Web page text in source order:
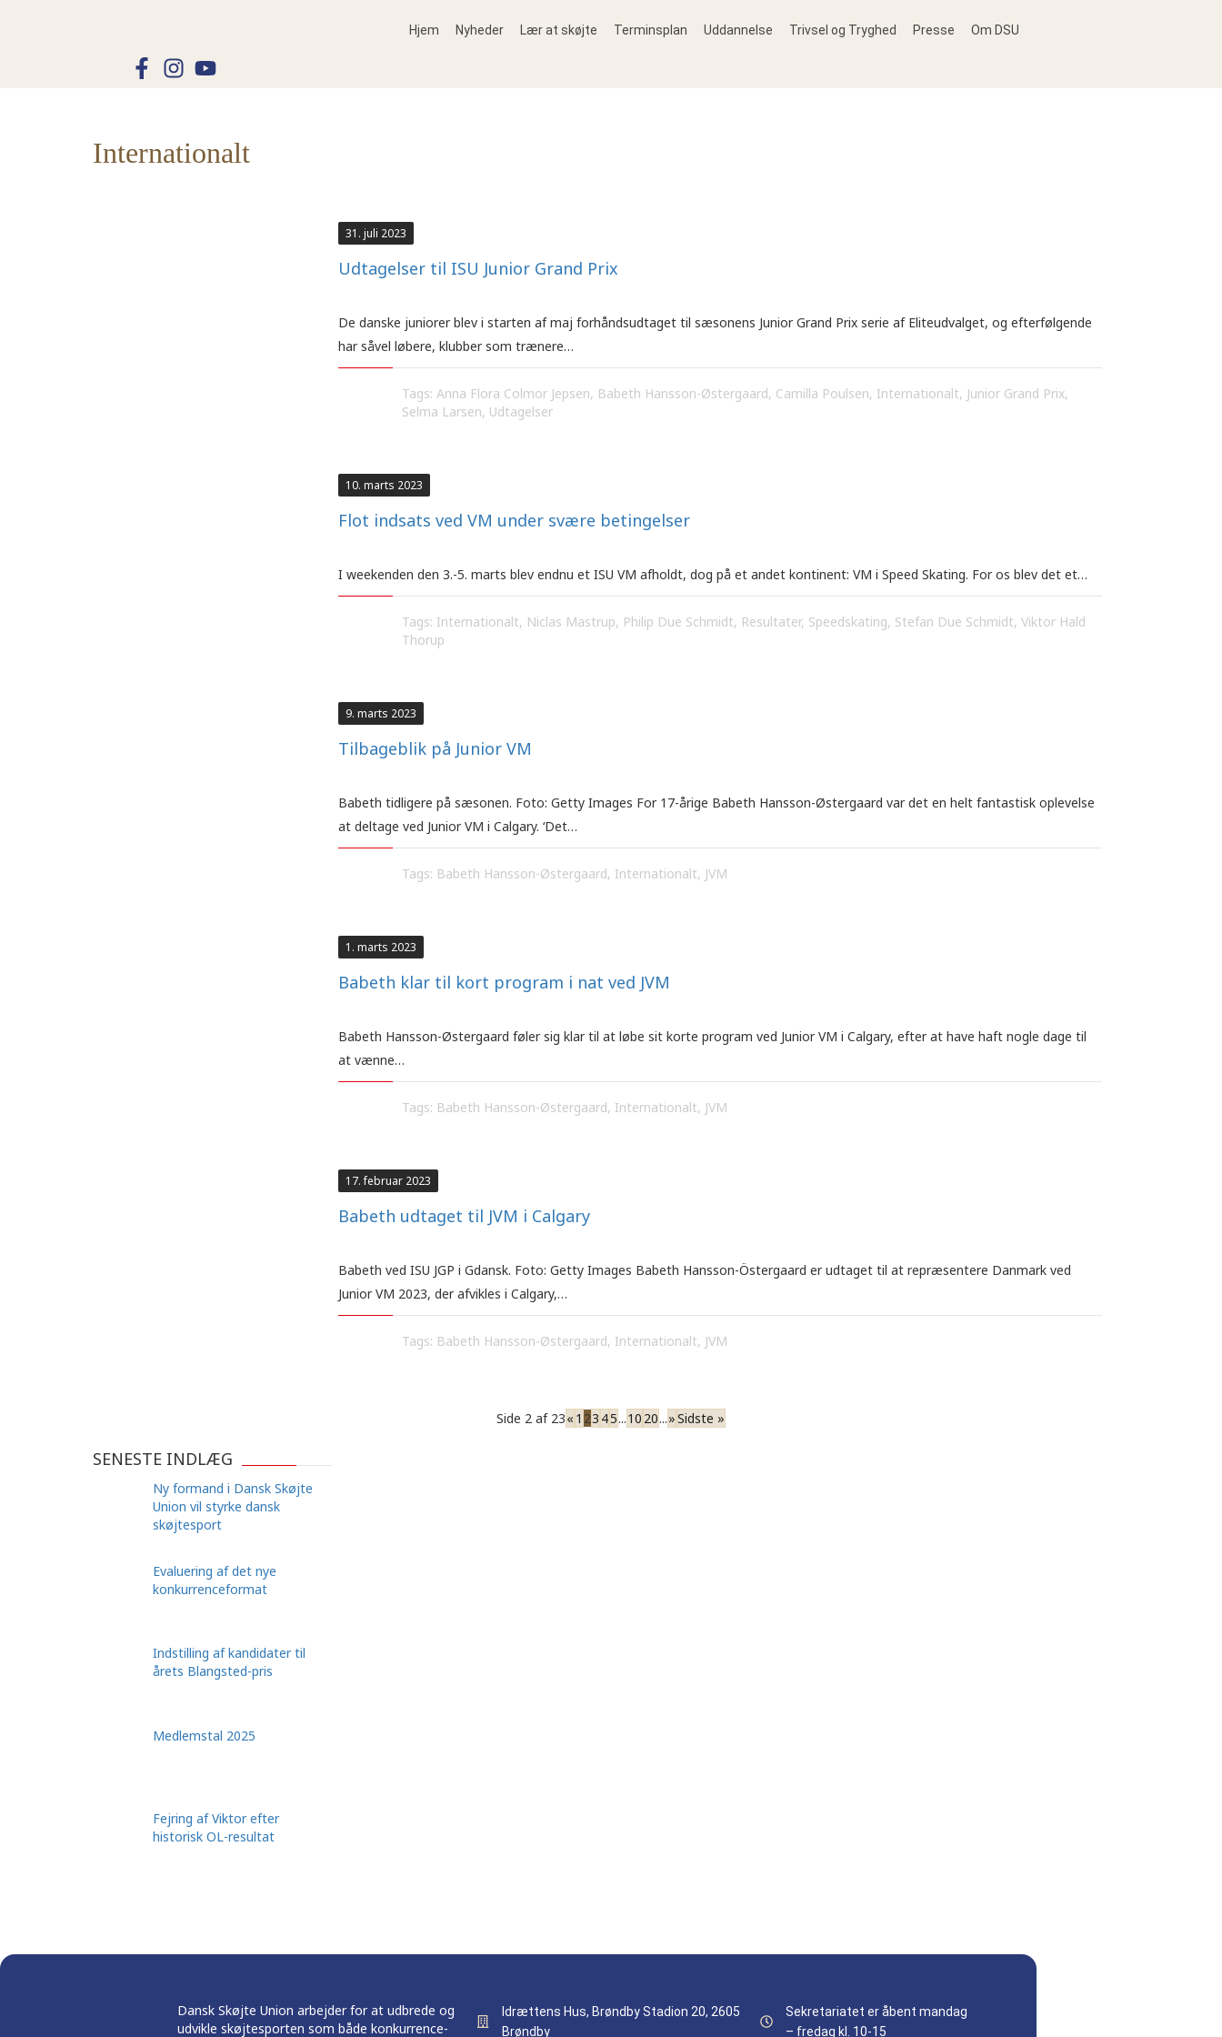
Hjem Nyheder Lær at skøjte Terminsplan Uddannelse Trivsel og Tryghed Presse Om DSU
Internationalt
31. juli 2023
Udtagelser til ISU Junior Grand Prix
De danske juniorer blev i starten af maj forhåndsudtaget til sæsonens Junior Grand Prix serie af Eliteudvalget, og efterfølgende
har såvel løbere, klubber som trænere…
Tags: Anna Flora Colmor Jepsen, Babeth Hansson-Østergaard, Camilla Poulsen, Internationalt, Junior Grand Prix,
Selma Larsen, Udtagelser
10. marts 2023
Flot indsats ved VM under svære betingelser
I weekenden den 3.-5. marts blev endnu et ISU VM afholdt, dog på et andet kontinent: VM i Speed Skating. For os blev det et…
Tags: Internationalt, Niclas Mastrup, Philip Due Schmidt, Resultater, Speedskating, Stefan Due Schmidt, Viktor Hald
Thorup
9. marts 2023
Tilbageblik på Junior VM
Babeth tidligere på sæsonen. Foto: Getty Images For 17-årige Babeth Hansson-Østergaard var det en helt fantastisk oplevelse
at deltage ved Junior VM i Calgary. ‘Det…
Tags: Babeth Hansson-Østergaard, Internationalt, JVM
1. marts 2023
Babeth klar til kort program i nat ved JVM
Babeth Hansson-Østergaard føler sig klar til at løbe sit korte program ved Junior VM i Calgary, efter at have haft nogle dage til
at vænne…
Tags: Babeth Hansson-Østergaard, Internationalt, JVM
17. februar 2023
Babeth udtaget til JVM i Calgary
Babeth ved ISU JGP i Gdansk. Foto: Getty Images Babeth Hansson-Östergaard er udtaget til at repræsentere Danmark ved
Junior VM 2023, der afvikles i Calgary,…
Tags: Babeth Hansson-Østergaard, Internationalt, JVM
Side 2 af 23« 1 23 45...10 20...»Sidste »
SENESTE INDLÆG
Ny formand i Dansk Skøjte
Union vil styrke dansk
skøjtesport
Evaluering af det nye
konkurrenceformat
Indstilling af kandidater til
årets Blangsted-pris
Medlemstal 2025
Fejring af Viktor efter
historisk OL-resultat
Dansk Skøjte Union arbejder for at udbrede og
udvikle skøjtesporten som både konkurrence-
Idrættens Hus, Brøndby Stadion 20, 2605
Brøndby
Sekretariatet er åbent mandag
– fredag kl. 10-15